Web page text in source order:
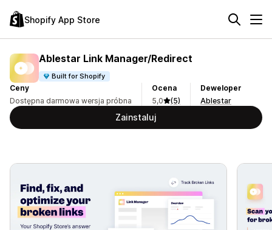
Shopify App Store
Ablestar Link Manager/Redirect
Built for Shopify
Ceny
Dostępna darmowa wersja próbna
Ocena
5,0
(5)
Deweloper
Ablestar
Zainstaluj